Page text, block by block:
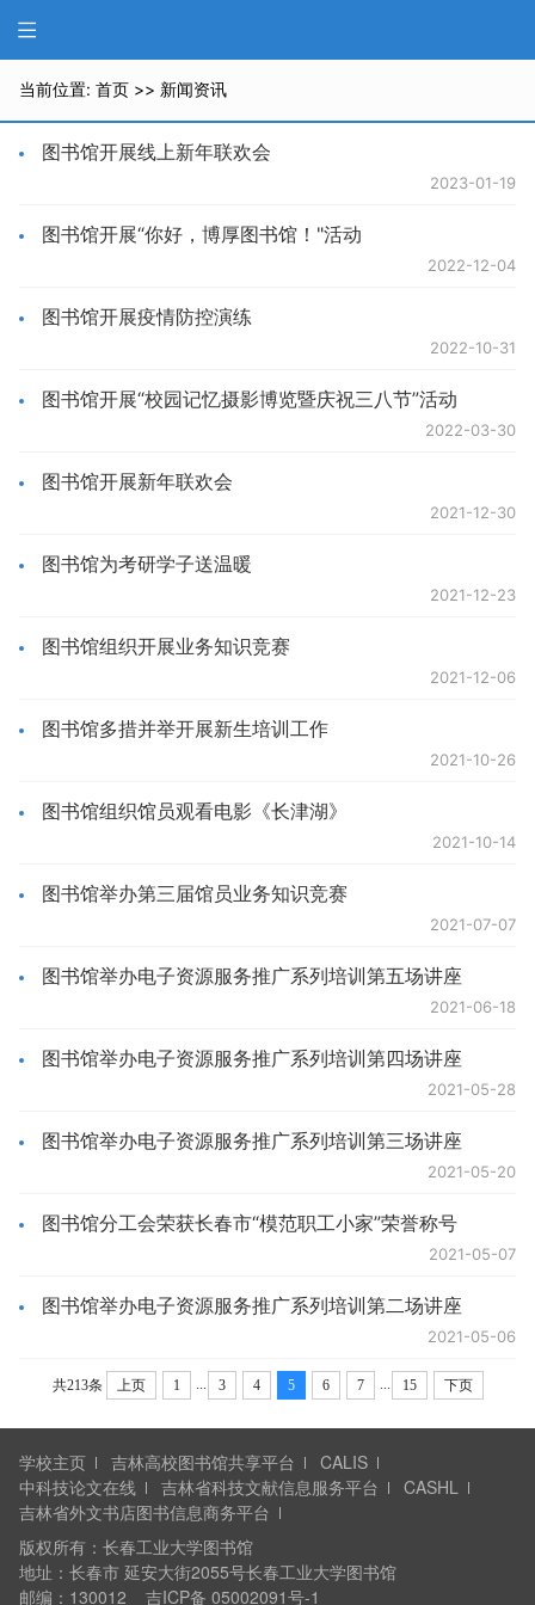
当前位置: 首页 >> 新闻资讯
图书馆开展线上新年联欢会
2023-01-19
图书馆开展“你好，博厚图书馆！"活动
2022-12-04
图书馆开展疫情防控演练
2022-10-31
图书馆开展“校园记忆摄影博览暨庆祝三八节”活动
2022-03-30
图书馆开展新年联欢会
2021-12-30
图书馆为考研学子送温暖
2021-12-23
图书馆组织开展业务知识竞赛
2021-12-06
图书馆多措并举开展新生培训工作
2021-10-26
图书馆组织馆员观看电影《长津湖》
2021-10-14
图书馆举办第三届馆员业务知识竞赛
2021-07-07
图书馆举办电子资源服务推广系列培训第五场讲座
2021-06-18
图书馆举办电子资源服务推广系列培训第四场讲座
2021-05-28
图书馆举办电子资源服务推广系列培训第三场讲座
2021-05-20
图书馆分工会荣获长春市“模范职工小家”荣誉称号
2021-05-07
图书馆举办电子资源服务推广系列培训第二场讲座
2021-05-06
共213条 上页 1 3 4 5 6 7 15 下页
学校主页 吉林高校图书馆共享平台
CALIS
中科技论文在线
吉林省科技文献信息服务平台
CASHL
吉林省外文书店图书信息商务平台
版权所有： 长春工业大学图书馆
地址： 长春市 延安大街2055号长春工业大学图书馆
邮编： 130012 吉ICP备 05002091号-1